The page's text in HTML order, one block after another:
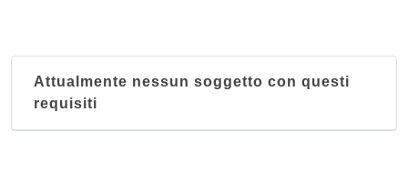
Attualmente nessun soggetto con questi
requisiti